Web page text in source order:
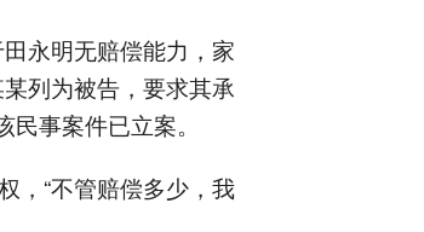
永明无赔偿能力，家
列为被告，要求其承
事案件已立案。
，“不管赔偿多少，我